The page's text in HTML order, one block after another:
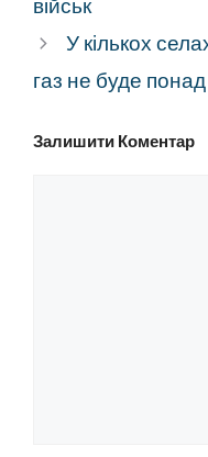
військ
У кількох
газ не буде
Залишити Коментар